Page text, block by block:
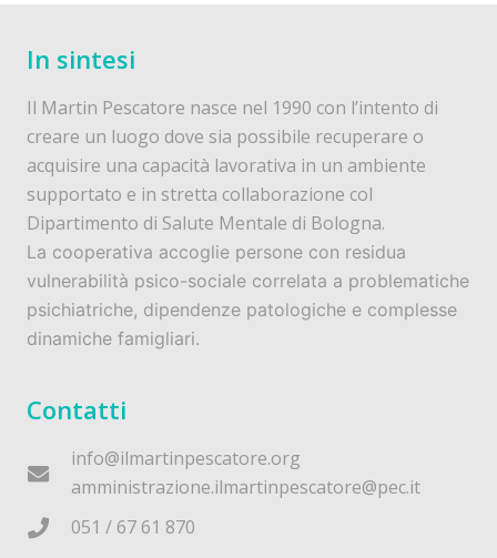
In sintesi
Il Martin Pescatore nasce nel 1990 con l’intento di
creare un luogo dove sia possibile recuperare o
acquisire una capacità lavorativa in un ambiente
supportato e in stretta collaborazione col
Dipartimento di Salute Mentale di Bologna.
La cooperativa accoglie persone con residua
vulnerabilità psico-sociale correlata a problematiche
psichiatriche, dipendenze patologiche e complesse
dinamiche famigliari.
Contatti
info@ilmartinpescatore.org
amministrazione.ilmartinpescatore@pec.it
051 / 67 61 870